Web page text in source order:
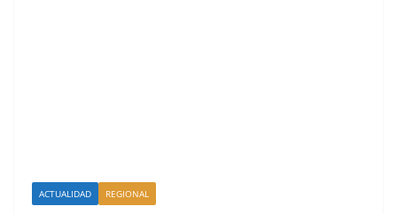
ACTUALIDAD REGIONAL